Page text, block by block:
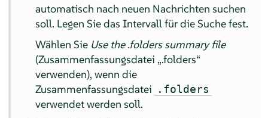
automatisch nach neuen Nachrichten suchen
soll. Legen Sie das Intervall für die Suche fest.
Wählen Sie Use the .folders summary file
(Zusammenfassungsdatei „.folders“
verwenden), wenn die
Zusammenfassungsdatei
.folders
verwendet werden soll.